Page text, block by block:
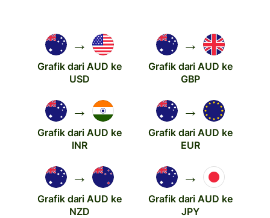
→
Grafik dari AUD ke
USD
→
Grafik dari AUD ke
GBP
→
Grafik dari AUD ke
INR
→
Grafik dari AUD ke
EUR
→
Grafik dari AUD ke
NZD
→
Grafik dari AUD ke
JPY